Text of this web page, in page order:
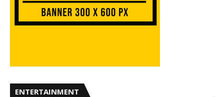
ENTERTAINMENT